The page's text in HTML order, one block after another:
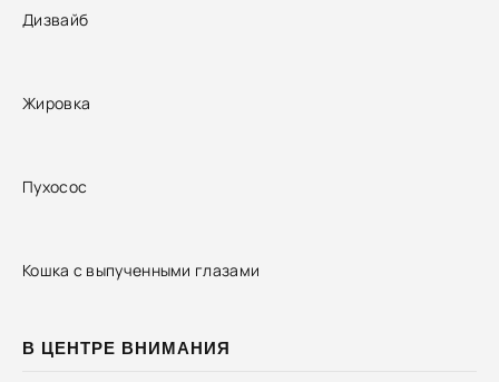
Дизвайб
Жировка
Пухосос
Кошка с выпученными глазами
В ЦЕНТРЕ ВНИМАНИЯ